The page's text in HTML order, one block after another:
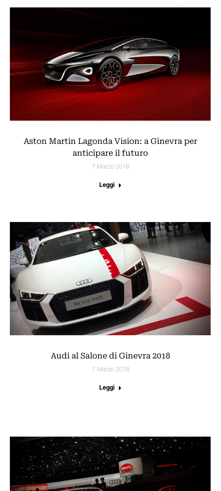
Aston Martin Lagonda Vision: a Ginevra per
anticipare il futuro
7 Marzo 2018
Leggi
Audi al Salone di Ginevra 2018
7 Marzo 2018
Leggi